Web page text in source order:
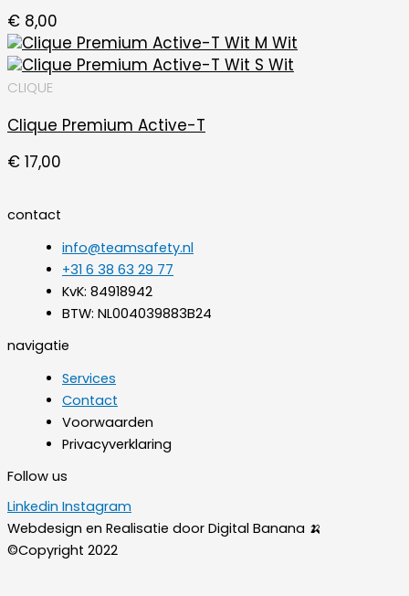
€ 8,00
CLIQUE
Clique Premium Active-T
€ 17,00
contact
info@teamsafety.nl
+31 6 38 63 29 77
KvK: 84918942
BTW: NL004039883B24
navigatie
Services
Contact
Voorwaarden
Privacyverklaring
Follow us
Linkedin Instagram
Webdesign en Realisatie door Digital Banana 🍌
©Copyright 2022